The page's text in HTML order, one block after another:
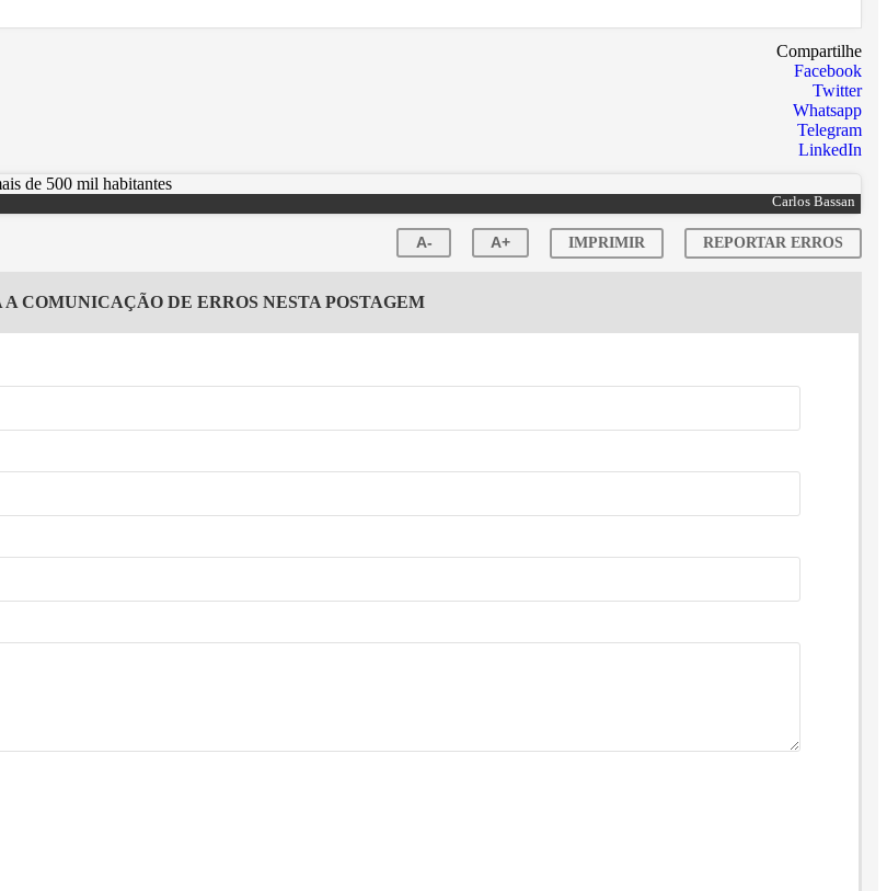
Compartilhe
Facebook
Twitter
Whatsapp
Telegram
LinkedIn
Carlos Bassan
A- A+ IMPRIMIR REPORTAR ERROS
A COMUNICAÇÃO DE ERROS NESTA POSTAGEM